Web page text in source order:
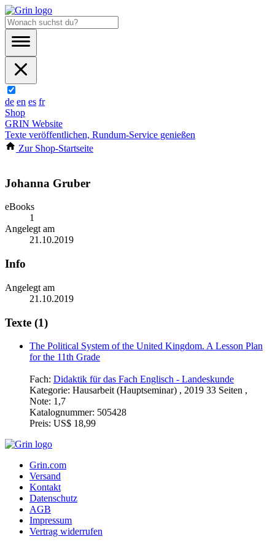
de en es fr
Shop
GRIN Website
Texte veröffentlichen, Rundum-Service genießen
Zur Shop-Startseite
Johanna Gruber
eBooks
1
Angelegt am
21.10.2019
Info
Angelegt am
21.10.2019
Texte (1)
The Political System of the United Kingdom. A Lesson Plan
for the 11th Grade
Fach: Didaktik für das Fach Englisch - Landeskunde
Kategorie: Hausarbeit (Hauptseminar) , 2019 33 Seiten ,
Note: 1,7
Katalognummer: 505428
Preis: US$ 18,99
Grin.com
Versand
Kontakt
Datenschutz
AGB
Impressum
Vertrag widerrufen